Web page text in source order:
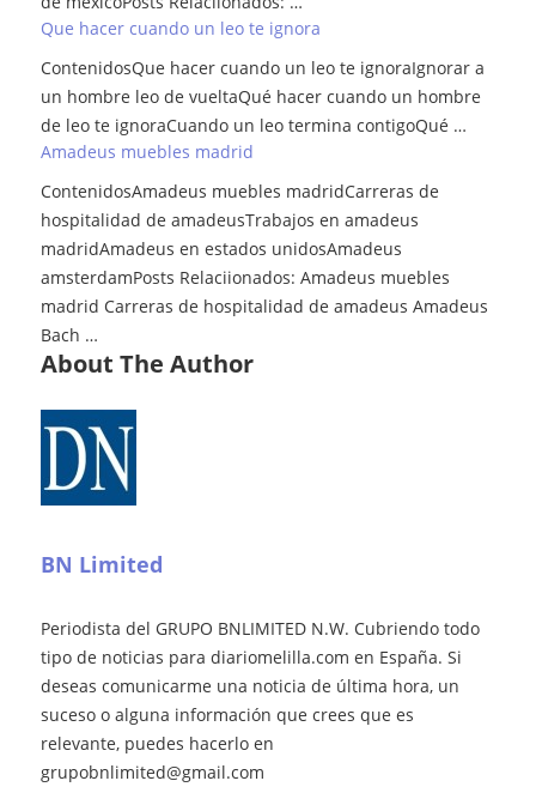
Que hacer cuando un leo te ignora
ContenidosQue hacer cuando un leo te ignoraIgnorar a
un hombre leo de vueltaQué hacer cuando un hombre
de leo te ignoraCuando un leo termina contigoQué …
Amadeus muebles madrid
ContenidosAmadeus muebles madridCarreras de
hospitalidad de amadeusTrabajos en amadeus
madridAmadeus en estados unidosAmadeus
amsterdamPosts Relaciionados: Amadeus muebles
madrid Carreras de hospitalidad de amadeus Amadeus
Bach …
About The Author
BN Limited
Periodista del GRUPO BNLIMITED N.W. Cubriendo todo
tipo de noticias para diariomelilla.com en España. Si
deseas comunicarme una noticia de última hora, un
suceso o alguna información que crees que es
relevante, puedes hacerlo en
grupobnlimited@gmail.com